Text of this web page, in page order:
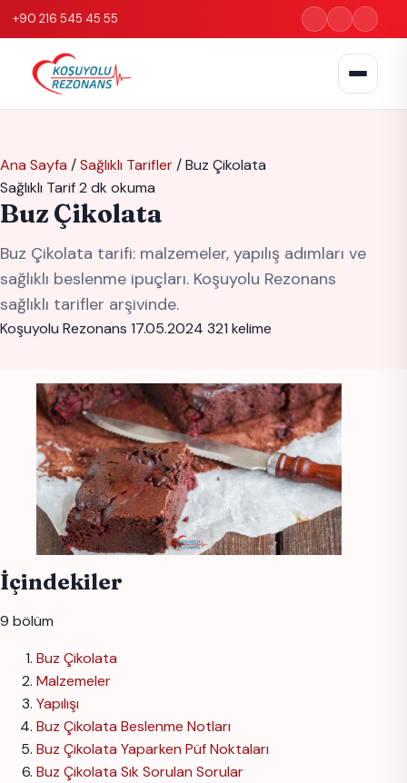
+90 216 545 45 55
Ana Sayfa /Sağlıklı Tarifler/Buz Çikolata
Sağlıklı Tarif2 dk okuma
Buz Çikolata
Buz Çikolata tarifi: malzemeler, yapılış adımları ve
sağlıklı beslenme ipuçları. Koşuyolu Rezonans
sağlıklı tarifler arşivinde.
Koşuyolu Rezonans 17.05.2024 321 kelime
İçindekiler
9 bölüm
Buz Çikolata
Malzemeler
Yapılışı
Buz Çikolata Beslenme Notları
Buz Çikolata Yaparken Püf Noktaları
Buz Çikolata Sık Sorulan Sorular